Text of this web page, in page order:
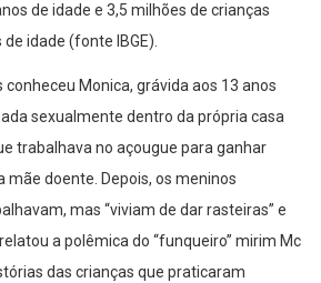
de idade e 3,5 milhões de crianças
idade (fonte IBGE).
Monica, grávida aos 13 anos
sexualmente dentro da própria casa
trabalhava no açougue para ganhar
mãe doente. Depois, os meninos
mas “viviam de dar rasteiras” e
a polêmica do “funqueiro” mirim Mc
das crianças que praticaram